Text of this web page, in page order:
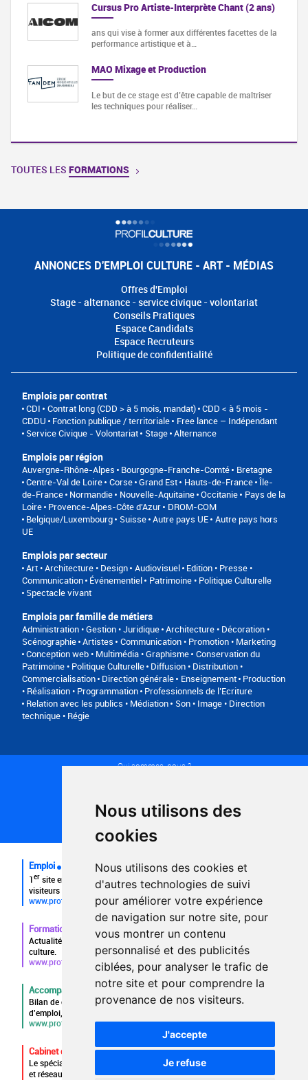
Nous utilisons des
cookies
Nous utilisons des cookies et
d'autres technologies de suivi
pour améliorer votre expérience
de navigation sur notre site, pour
vous montrer un contenu
personnalisé et des publicités
ciblées, pour analyser le trafic de
notre site et pour comprendre la
provenance de nos visiteurs.
J'accepte
Je refuse
Cursus Pro Artiste-Interprète Chant (2 ans)
ans qui vise à former aux différentes facettes de la
performance artistique et à…
MAO Mixage et Production
Le but de ce stage est d’être capable de maîtriser
les techniques pour réaliser…
TOUTES LES FORMATIONS
ANNONCES D'EMPLOI CULTURE - ART - MÉDIAS
Offres d'Emploi
Stage - alternance - service civique - volontariat
Conseils Pratiques
Espace Candidats
Espace Recruteurs
Politique de confidentialité
Emplois par contrat
CDI Contrat long (CDD > à 5 mois, mandat) CDD < à 5 mois -
CDDU
Fonction publique / territoriale
Free lance – Indépendant
Service Civique - Volontariat
Stage Alternance
Emplois par région
Auvergne-Rhône-Alpes Bourgogne-Franche-Comté
Bretagne
Centre-Val de Loire Corse Grand Est Hauts-de-France Île-
de-France Normandie Nouvelle-Aquitaine Occitanie
Pays de la
Loire Provence-Alpes-Côte d'Azur
DROM-COM
Belgique/Luxembourg
Suisse Autre pays UE Autre pays hors
UE
Emplois par secteur
Art • Architecture • Design Audiovisuel Edition • Presse •
Communication Événementiel
Patrimoine • Politique Culturelle
Spectacle vivant
Emplois par famille de métiers
Administration • Gestion • Juridique Architecture • Décoration •
Scénographie Artistes
Communication • Promotion • Marketing
Conception web • Multimédia • Graphisme Conservation du
Patrimoine • Politique Culturelle Diffusion • Distribution •
Commercialisation Direction générale Enseignement Production
• Réalisation • Programmation Professionnels de l’Ecriture
Relation avec les publics • Médiation
Son • Image • Direction
technique • Régie
Qui sommes-nous ?
Plan du site
FAQ recruteurs
FAQ
Emploi
1er site emploi du secteur culturel 784.000 visites et 230.000
visiteurs uniques par mois.
www.profilculture.com
Formation
Actualités, guide et annuaire des formations aux métiers de la
culture.
www.profilculture-formation.com
Accompagnement professionnel
Bilan de compétences, coaching, techniques de recherche
d'emploi, entretien conseil.
www.profilculture-competences.com
Cabinet de recrutement
Le spécialiste du secteur culturel, une cvthèque de 86.000 CV
et réseau unique de professionnels.